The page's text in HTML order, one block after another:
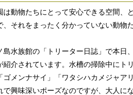
動物たちにとって安心できる空間、
、それをまったく分かっていない動物
水族館の「トリーター日誌」で本日
紹介されています。水槽の掃除中にト
ゴメンナサイ」「ワタシハカメジャア
で興味深いポーズなのですが、大人に